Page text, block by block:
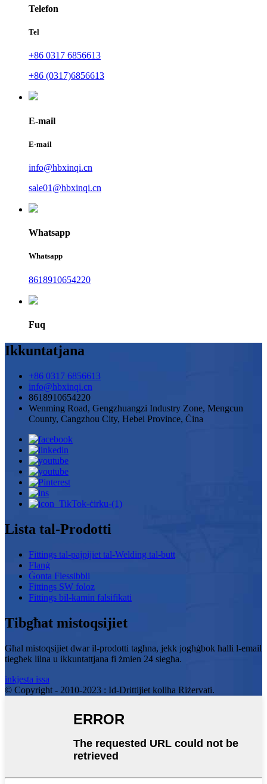
Telefon
Tel
+86 0317 6856613
+86 (0317)6856613
E-mail
E-mail
info@hbxinqi.cn
sale01@hbxinqi.cn
Whatsapp
Whatsapp
8618910654220
Fuq
Ikkuntatjana
+86 0317 6856613
info@hbxinqi.cn
8618910654220
Wenming Road, Gengzhuangzi Industry Zone, Mengcun
County, Cangzhou City, Hebei Province, Ċina
Lista tal-Prodotti
Fittings tal-pajpijiet tal-Welding tal-butt
Flanġ
Ġonta Flessibbli
Fittings SW foloz
Fittings bil-kamin falsifikati
Tibgħat mistoqsijiet
Għal mistoqsijiet dwar il-prodotti tagħna, jekk jogħġbok ħalli l-email
tiegħek lilna u ikkuntattjana fi żmien 24 siegħa.
inkjesta issa
© Copyright - 2010-2023 : Id-Drittijiet kollha Riżervati.